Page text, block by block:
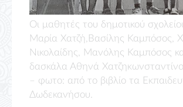
Οι μαθητές του δημοτικού σχολείου Αρκιών.
Μαρία Χατζή,Βασίλης Καμπόσος,
Νικολαίδης, Μανόλης Καμπόσος
δασκάλα Αθηνά
– φωτο: από το βιβλίο τα
Δωδεκανήσου.